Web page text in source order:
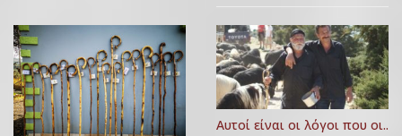
Αυτοί είναι οι λόγοι που οι..